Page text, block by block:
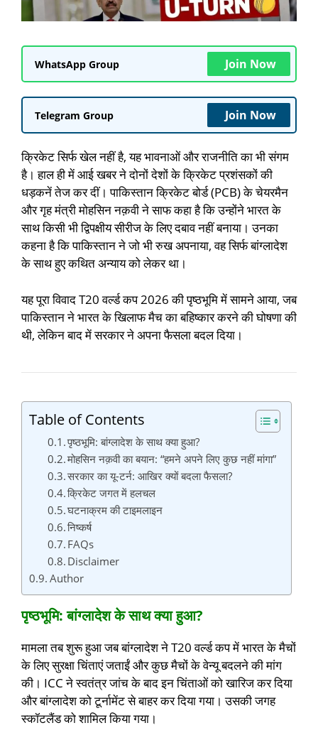
WhatsApp Group Join Now
Telegram Group Join Now
क्रिकेट सिर्फ खेल नहीं है, यह भावनाओं और राजनीति का भी संगम
है। हाल ही में आई खबर ने दोनों देशों के क्रिकेट प्रशंसकों की
धड़कनें तेज कर दीं। पाकिस्तान क्रिकेट बोर्ड (PCB) के चेयरमैन
और गृह मंत्री मोहसिन नक़वी ने साफ कहा है कि उन्होंने भारत के
साथ किसी भी द्विपक्षीय सीरीज के लिए दबाव नहीं बनाया। उनका
कहना है कि पाकिस्तान ने जो भी रुख अपनाया, वह सिर्फ बांग्लादेश
के साथ हुए कथित अन्याय को लेकर था।
यह पूरा विवाद T20 वर्ल्ड कप 2026 की पृष्ठभूमि में सामने आया, जब
पाकिस्तान ने भारत के खिलाफ मैच का बहिष्कार करने की घोषणा की
थी, लेकिन बाद में सरकार ने अपना फैसला बदल दिया।
Table of Contents
पृष्ठभूमि: बांग्लादेश के साथ क्या हुआ?
मोहसिन नक़वी का बयान: “हमने अपने लिए कुछ नहीं मांगा”
सरकार का यू-टर्न: आखिर क्यों बदला फैसला?
क्रिकेट जगत में हलचल
घटनाक्रम की टाइमलाइन
निष्कर्ष
FAQs
Disclaimer
Author
पृष्ठभूमि: बांग्लादेश के साथ क्या हुआ?
मामला तब शुरू हुआ जब बांग्लादेश ने T20 वर्ल्ड कप में भारत के मैचों
के लिए सुरक्षा चिंताएं जताईं और कुछ मैचों के वेन्यू बदलने की मांग
की। ICC ने स्वतंत्र जांच के बाद इन चिंताओं को खारिज कर दिया
और बांग्लादेश को टूर्नामेंट से बाहर कर दिया गया। उसकी जगह
स्कॉटलैंड को शामिल किया गया।